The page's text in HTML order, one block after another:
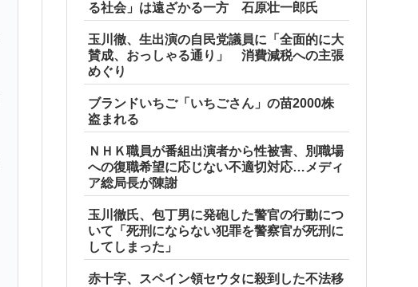
る社会」は遠ざかる一方 石原壮一郎氏
玉川徹、生出演の自民党議員に「全面的に大
賛成、おっしゃる通り」 消費減税への主張
めぐり
ブランドいちご「いちごさん」の苗2000株
盗まれる
ＮＨＫ職員が番組出演者から性被害、別職場
への復職希望に応じない不適切対応…メディ
ア総局長が陳謝
玉川徹氏、包丁男に発砲した警官の行動につ
いて「死刑にならない犯罪を警察官が死刑に
してしまった」
赤十字、スペイン領セウタに殺到した不法移